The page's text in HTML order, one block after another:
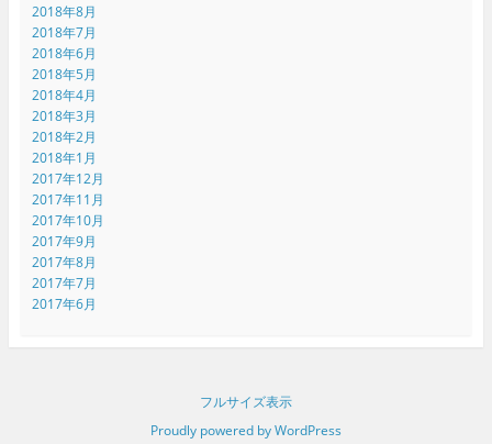
2018年8月
2018年7月
2018年6月
2018年5月
2018年4月
2018年3月
2018年2月
2018年1月
2017年12月
2017年11月
2017年10月
2017年9月
2017年8月
2017年7月
2017年6月
フルサイズ表示
Proudly powered by WordPress